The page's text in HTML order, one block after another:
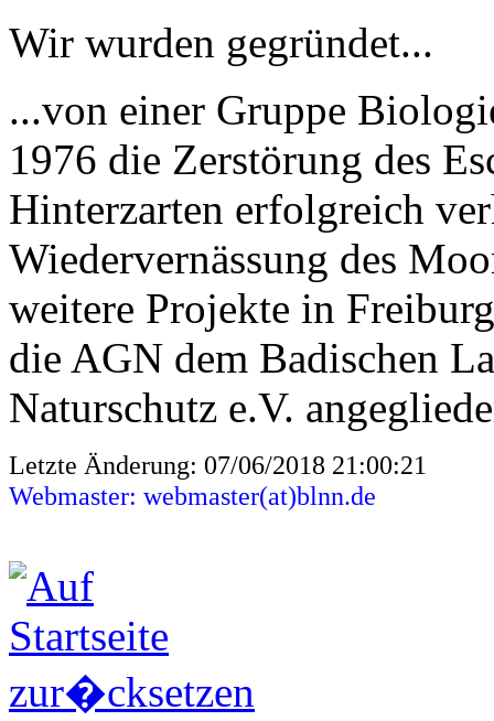
Wir wurden gegründet...
...von einer Gruppe
1976 die Zerstörung des
Hinterzarten erfolgreich
Wiedervernässung des
weitere Projekte in
die AGN dem Badischen
Naturschutz e.V.
Letzte Änderung: 07/06/2018 21:00:21
Webmaster: webmaster(at)blnn.de